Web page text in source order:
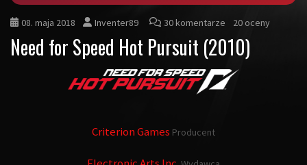
08. maja 2018 Inventer89 30 komentarze 20 oceny
Need for Speed Hot Pursuit (2010)
Criterion Games Producent